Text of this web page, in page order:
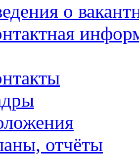
о
отчёты